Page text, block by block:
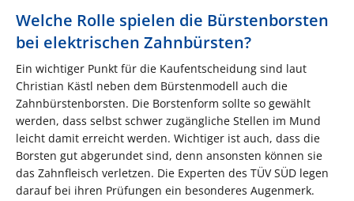
Welche Rolle spielen die Bürstenborsten
bei elektrischen Zahnbürsten?
Ein wichtiger Punkt für die Kaufentscheidung sind laut
Christian Kästl neben dem Bürstenmodell auch die
Zahnbürstenborsten. Die Borstenform sollte so gewählt
werden, dass selbst schwer zugängliche Stellen im Mund
leicht damit erreicht werden. Wichtiger ist auch, dass die
Borsten gut abgerundet sind, denn ansonsten können sie
das Zahnfleisch verletzen. Die Experten des TÜV SÜD legen
darauf bei ihren Prüfungen ein besonderes Augenmerk.